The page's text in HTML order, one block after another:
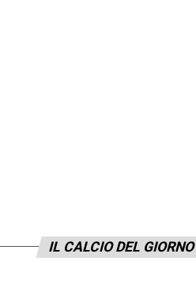
IL CALCIO DEL GIORNO